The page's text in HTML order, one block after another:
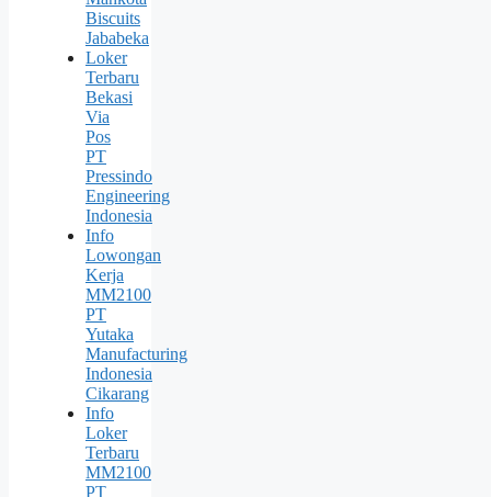
Biscuits
Jababeka
Loker
Terbaru
Bekasi
Via
Pos
PT
Pressindo
Engineering
Indonesia
Info
Lowongan
Kerja
MM2100
PT
Yutaka
Manufacturing
Indonesia
Cikarang
Info
Loker
Terbaru
MM2100
PT